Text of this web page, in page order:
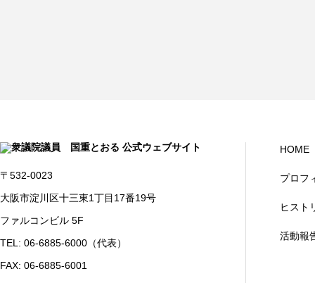
〒532-0023
大阪市淀川区十三東1丁目17番19号
ファルコンビル 5F
TEL: 06-6885-6000（代表）
FAX: 06-6885-6001
HOME
プロフ
ヒスト
活動報